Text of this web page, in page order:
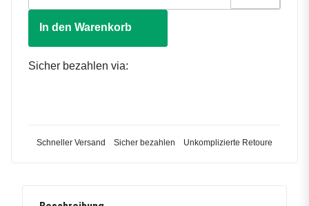
In den Warenkorb
Sicher bezahlen via:
Schneller Versand Sicher bezahlen Unkomplizierte Retoure